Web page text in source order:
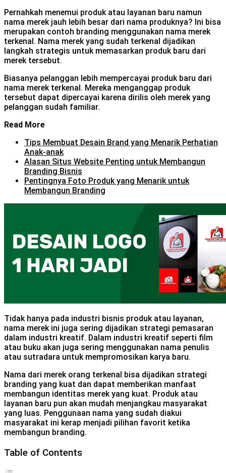
Pernahkah menemui produk atau layanan baru namun
nama merek jauh lebih besar dari nama produknya? Ini bisa
merupakan contoh branding menggunakan nama merek
terkenal. Nama merek yang sudah terkenal dijadikan
langkah strategis untuk memasarkan produk baru dari
merek tersebut.
Biasanya pelanggan lebih mempercayai produk baru dari
nama merek terkenal. Mereka menganggap produk
tersebut dapat dipercayai karena dirilis oleh merek yang
pelanggan sudah familiar.
Read More
Tips Membuat Desain Brand yang Menarik Perhatian
Anak-anak
Alasan Situs Website Penting untuk Membangun
Branding Bisnis
Pentingnya Foto Produk yang Menarik untuk
Membangun Branding
Tidak hanya pada industri bisnis produk atau layanan,
nama merek ini juga sering dijadikan strategi pemasaran
dalam industri kreatif. Dalam industri kreatif seperti film
atau buku akan juga sering menggunakan nama penulis
atau sutradara untuk mempromosikan karya baru.
Nama dari merek orang terkenal bisa dijadikan strategi
branding yang kuat dan dapat memberikan manfaat
membangun identitas merek yang kuat. Produk atau
layanan baru pun akan mudah menjangkau masyarakat
yang luas. Penggunaan nama yang sudah diakui
masyarakat ini kerap menjadi pilihan favorit ketika
membangun branding.
Table of Contents